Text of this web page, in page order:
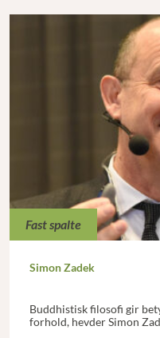
Fast spalte
Simon Zadek
Buddhistisk filosofi gir
forhold, hevder Simon